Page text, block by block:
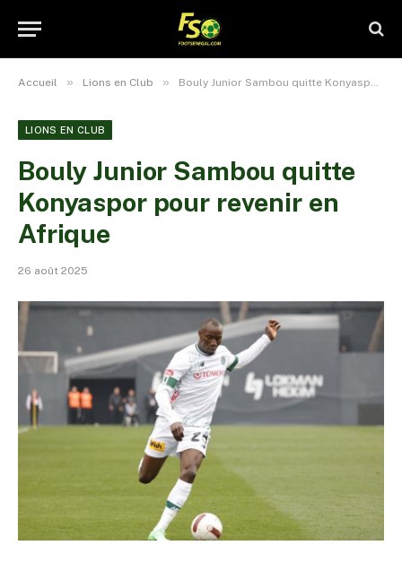
Accueil » Lions en Club » Bouly Junior Sambou quitte Konyaspor pour revenir en Afrique
LIONS EN CLUB
Bouly Junior Sambou quitte
Konyaspor pour revenir en
Afrique
26 août 2025